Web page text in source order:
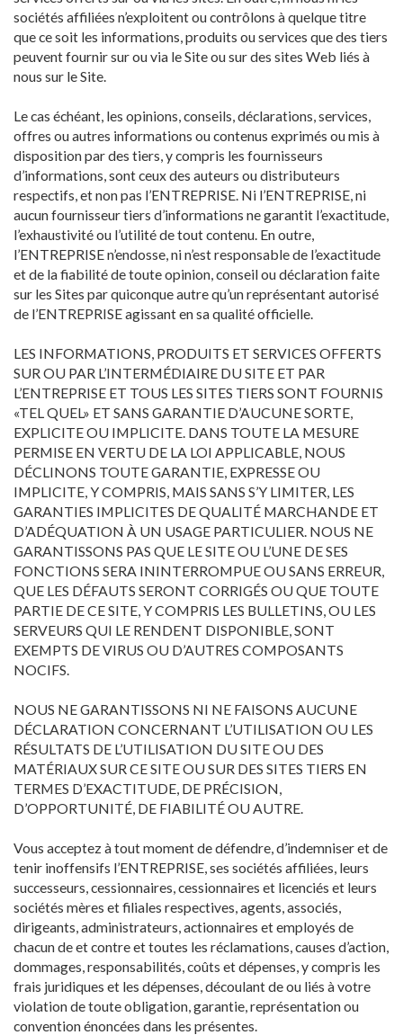
sociétés affiliées n’exploitent ou contrôlons à quelque titre
que ce soit les informations, produits ou services que des tiers
peuvent fournir sur ou via le Site ou sur des sites Web liés à
nous sur le Site.
Le cas échéant, les opinions, conseils, déclarations, services,
offres ou autres informations ou contenus exprimés ou mis à
disposition par des tiers, y compris les fournisseurs
d’informations, sont ceux des auteurs ou distributeurs
respectifs, et non pas l’ENTREPRISE. Ni l’ENTREPRISE, ni
aucun fournisseur tiers d’informations ne garantit l’exactitude,
l’exhaustivité ou l’utilité de tout contenu. En outre,
l’ENTREPRISE n’endosse, ni n’est responsable de l’exactitude
et de la fiabilité de toute opinion, conseil ou déclaration faite
sur les Sites par quiconque autre qu’un représentant autorisé
de l’ENTREPRISE agissant en sa qualité officielle.
LES INFORMATIONS, PRODUITS ET SERVICES OFFERTS
SUR OU PAR L’INTERMÉDIAIRE DU SITE ET PAR
L’ENTREPRISE ET TOUS LES SITES TIERS SONT FOURNIS
«TEL QUEL» ET SANS GARANTIE D’AUCUNE SORTE,
EXPLICITE OU IMPLICITE. DANS TOUTE LA MESURE
PERMISE EN VERTU DE LA LOI APPLICABLE, NOUS
DÉCLINONS TOUTE GARANTIE, EXPRESSE OU
IMPLICITE, Y COMPRIS, MAIS SANS S’Y LIMITER, LES
GARANTIES IMPLICITES DE QUALITÉ MARCHANDE ET
D’ADÉQUATION À UN USAGE PARTICULIER. NOUS NE
GARANTISSONS PAS QUE LE SITE OU L’UNE DE SES
FONCTIONS SERA ININTERROMPUE OU SANS ERREUR,
QUE LES DÉFAUTS SERONT CORRIGÉS OU QUE TOUTE
PARTIE DE CE SITE, Y COMPRIS LES BULLETINS, OU LES
SERVEURS QUI LE RENDENT DISPONIBLE, SONT
EXEMPTS DE VIRUS OU D’AUTRES COMPOSANTS
NOCIFS.
NOUS NE GARANTISSONS NI NE FAISONS AUCUNE
DÉCLARATION CONCERNANT L’UTILISATION OU LES
RÉSULTATS DE L’UTILISATION DU SITE OU DES
MATÉRIAUX SUR CE SITE OU SUR DES SITES TIERS EN
TERMES D’EXACTITUDE, DE PRÉCISION,
D’OPPORTUNITÉ, DE FIABILITÉ OU AUTRE.
Vous acceptez à tout moment de défendre, d’indemniser et de
tenir inoffensifs l’ENTREPRISE, ses sociétés affiliées, leurs
successeurs, cessionnaires, cessionnaires et licenciés et leurs
sociétés mères et filiales respectives, agents, associés,
dirigeants, administrateurs, actionnaires et employés de
chacun de et contre et toutes les réclamations, causes d’action,
dommages, responsabilités, coûts et dépenses, y compris les
frais juridiques et les dépenses, découlant de ou liés à votre
violation de toute obligation, garantie, représentation ou
convention énoncées dans les présentes.